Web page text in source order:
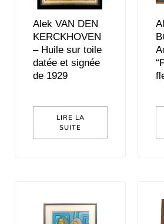
Alek VAN DEN
KERCKHOVEN
– Huile sur toile
datée et signée
de 1929
LIRE LA
SUITE